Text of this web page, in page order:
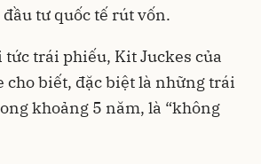
tư quốc tế rút vốn.
tức trái phiếu, Kit Juckes của
cho biết, đặc biệt là những trái
khoảng 5 năm, là “không